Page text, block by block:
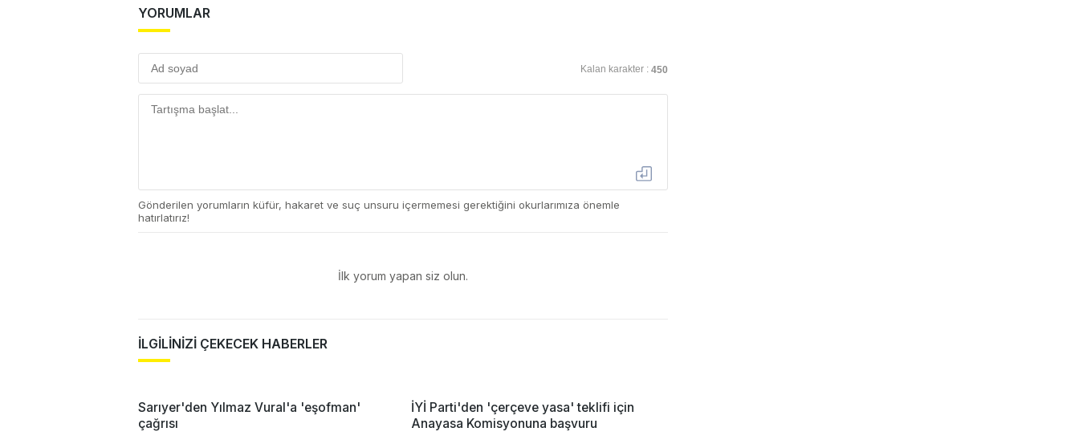
YORUMLAR
Kalan karakter : 450
Gönderilen yorumların küfür, hakaret ve suç unsuru içermemesi gerektiğini okurlarımıza önemle
hatırlatırız!
İlk yorum yapan siz olun.
İLGİLİNİZİ ÇEKECEK HABERLER
Sarıyer'den Yılmaz Vural'a 'eşofman'
çağrısı
İYİ Parti'den 'çerçeve yasa' teklifi için
Anayasa Komisyonuna başvuru